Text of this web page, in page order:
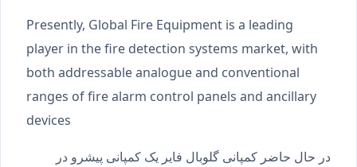
Presently, Global Fire Equipment is a leading
player in the fire detection systems market, with
both addressable analogue and conventional
ranges of fire alarm control panels and ancillary
devices
در حال حاضر کمپانی گلوبال فایر یک کمپانی پیشرو در